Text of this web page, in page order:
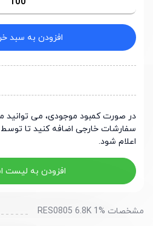
افزودن به سبد
در صورت کمبود موجودی، می توانید
سفارشات خارجی اضافه کنید تا
اعلام شود.
افزودن به لیست
مشخصات RES0805 6.8K 1%